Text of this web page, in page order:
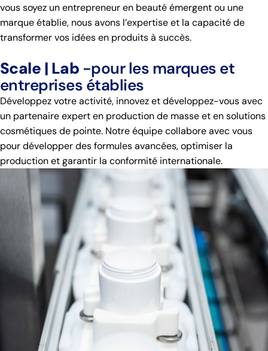
vous soyez un entrepreneur en beauté émergent ou une
marque établie, nous avons l’expertise et la capacité de
transformer vos idées en produits à succès.
Scale | Lab -pour les marques et
entreprises établies
Développez votre activité, innovez et développez-vous avec
un partenaire expert en production de masse et en solutions
cosmétiques de pointe. Notre équipe collabore avec vous
pour développer des formules avancées, optimiser la
production et garantir la conformité internationale.